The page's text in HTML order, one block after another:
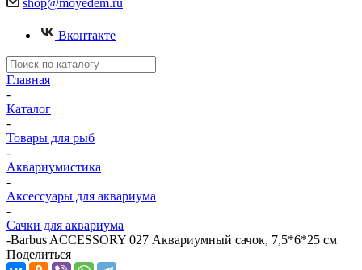
shop@moyedem.ru
Вконтакте
Главная
-
Каталог
-
Товары для рыб
-
Аквариумистика
-
Аксессуары для аквариума
-
Сачки для аквариума
-Barbus ACCESSORY 027 Аквариумный сачок, 7,5*6*25 см
Поделиться